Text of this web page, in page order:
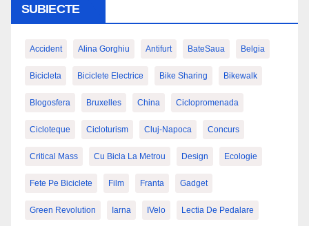
SUBIECTE
Accident Alina Gorghiu Antifurt BateSaua Belgia
Bicicleta Biciclete Electrice Bike Sharing Bikewalk
Blogosfera Bruxelles China Ciclopromenada
Cicloteque Cicloturism Cluj-Napoca Concurs
Critical Mass Cu Bicla La Metrou Design Ecologie
Fete Pe Biciclete Film Franta Gadget
Green Revolution Iarna IVelo Lectia De Pedalare